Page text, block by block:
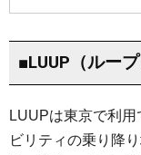
■LUUP（ルー
LUUPは東京で利
ビリティの乗り降